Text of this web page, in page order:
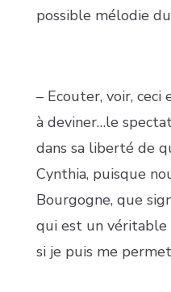
possible mélodie
– Ecouter, voir,
à deviner…le
dans sa liberté de
Cynthia, puisque
Bourgogne, que
qui est un véritable
si je puis me